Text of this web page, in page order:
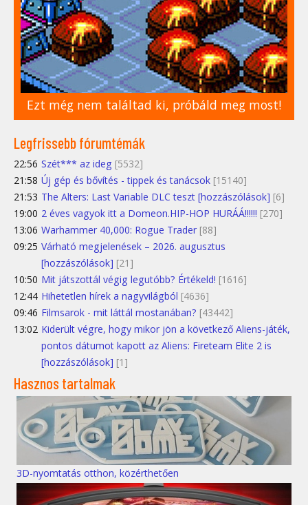
Ezt még nem találtad ki, próbáld meg most!
Legfrissebb fórumtémák
22:56 Szét*** az ideg [5532]
21:58 Új gép és bővítés - tippek és tanácsok [15140]
21:53 The Alters: Last Variable DLC teszt [hozzászólások] [6]
19:00 2 éves vagyok itt a Domeon.HIP-HOP HURÁÁ!!!!!! [270]
13:06 Warhammer 40,000: Rogue Trader [88]
09:25 Várható megjelenések – 2026. augusztus
[hozzászólások] [21]
10:50 Mit játszottál végig legutóbb? Értékeld! [1616]
12:44 Hihetetlen hírek a nagyvilágból [4636]
09:46 Filmsarok - mit láttál mostanában? [43442]
13:02 Kiderült végre, hogy mikor jön a következő Aliens-játék,
pontos dátumot kapott az Aliens: Fireteam Elite 2 is
[hozzászólások] [1]
Hasznos tartalmak
3D-nyomtatás otthon, közérthetően